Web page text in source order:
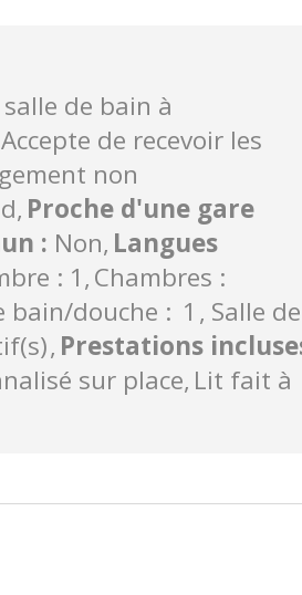
de bain à
Accepte de recevoir les
non
Proche d'une gare
: Non Langues
: 1 Chambres :
bain/douche : 1
Salle de
Prestations
sur place Lit fait à